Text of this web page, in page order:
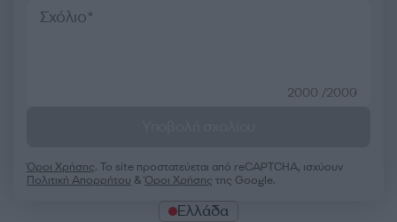
2000 /2000
Όροι Χρήσης. Το site προστατεύεται από reCAPTCHA, ισχύουν
Πολιτική Απορρήτου &Όροι Χρήσης της Google.
Ελλάδα